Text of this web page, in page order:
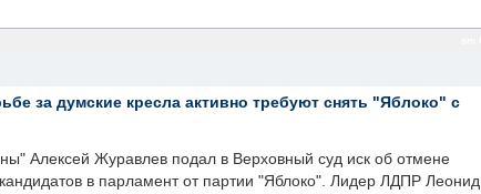
за думские кресла активно требуют снять "Яблоко" с
Алексей Журавлев подал в Верховный суд иск об отмене
кандидатов в парламент от партии "Яблоко". Лидер ЛДПР Леонид